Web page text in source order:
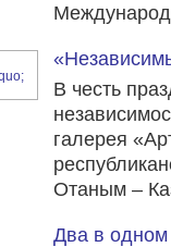
В честь
галерея
Отаным –
Два в одном